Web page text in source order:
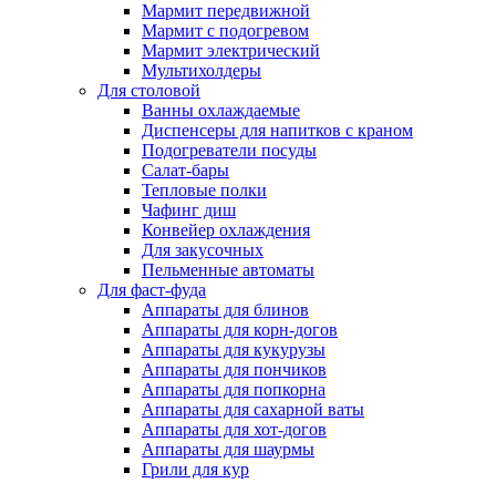
Мармит передвижной
Мармит с подогревом
Мармит электрический
Мультихолдеры
Для столовой
Ванны охлаждаемые
Диспенсеры для напитков с краном
Подогреватели посуды
Салат-бары
Тепловые полки
Чафинг диш
Конвейер охлаждения
Для закусочных
Пельменные автоматы
Для фаст-фуда
Аппараты для блинов
Аппараты для корн-догов
Аппараты для кукурузы
Аппараты для пончиков
Аппараты для попкорна
Аппараты для сахарной ваты
Аппараты для хот-догов
Аппараты для шаурмы
Грили для кур